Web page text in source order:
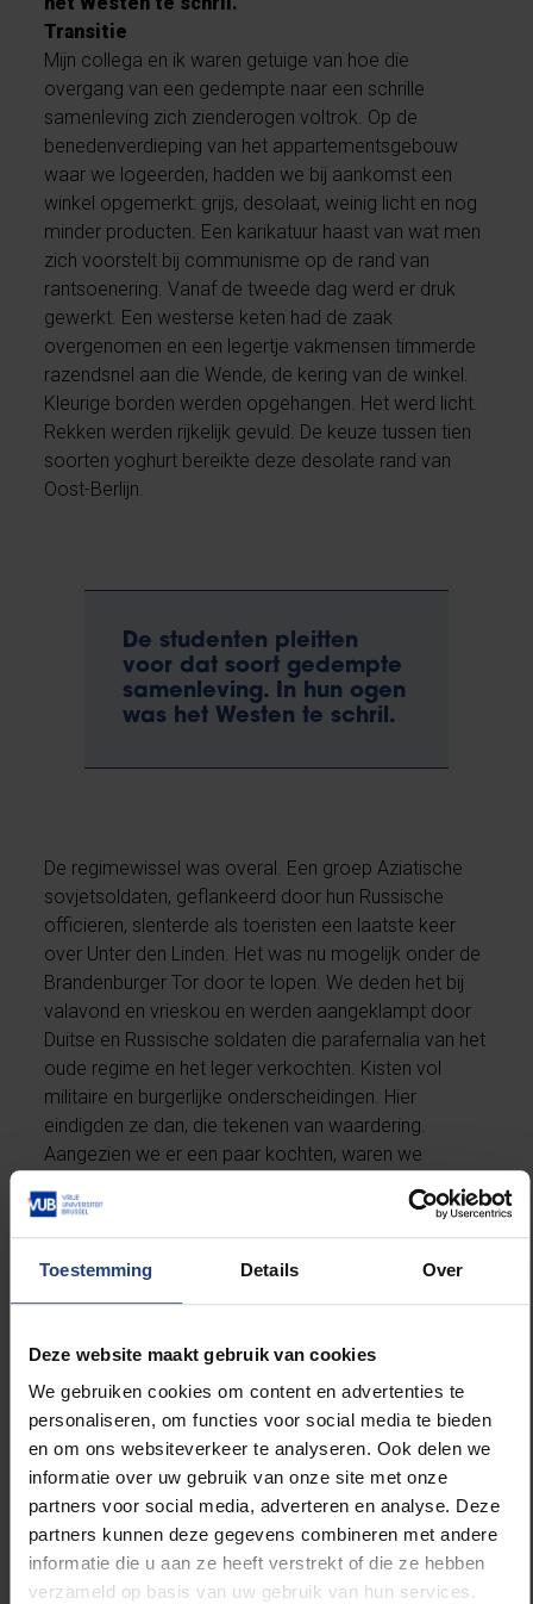
Toestemming Details Over
Deze website maakt gebruik van cookies
We gebruiken cookies om content en advertenties te
personaliseren, om functies voor social media te bieden
en om ons websiteverkeer te analyseren. Ook delen we
informatie over uw gebruik van onze site met onze
partners voor social media, adverteren en analyse. Deze
partners kunnen deze gegevens combineren met andere
informatie die u aan ze heeft verstrekt of die ze hebben
verzameld op basis van uw gebruik van hun services.
Transitie
Mijn collega en ik waren getuige van hoe die
overgang van een gedempte naar een schrille
samenleving zich zienderogen voltrok. Op de
benedenverdieping van het appartementsgebouw
waar we logeerden, hadden we bij aankomst een
winkel opgemerkt: grijs, desolaat, weinig licht en nog
minder producten. Een karikatuur haast van wat men
zich voorstelt bij communisme op de rand van
rantsoenering. Vanaf de tweede dag werd er druk
gewerkt. Een westerse keten had de zaak
overgenomen en een legertje vakmensen timmerde
razendsnel aan die Wende, de kering van de winkel.
Kleurige borden werden opgehangen. Het werd licht.
Rekken werden rijkelijk gevuld. De keuze tussen tien
soorten yoghurt bereikte deze desolate rand van
Oost-Berlijn.
De studenten pleitten
voor dat soort gedempte
samenleving. In hun ogen
was het Westen te schril.
De regimewissel was overal. Een groep Aziatische
sovjetsoldaten, geflankeerd door hun Russische
officieren, slenterde als toeristen een laatste keer
over Unter den Linden. Het was nu mogelijk onder de
Brandenburger Tor door te lopen. We deden het bij
valavond en vrieskou en werden aangeklampt door
Duitse en Russische soldaten die parafernalia van het
oude regime en het leger verkochten. Kisten vol
militaire en burgerlijke onderscheidingen. Hier
eindigden ze dan, die tekenen van waardering.
Aangezien we er een paar kochten, waren we
gala-uniform van een generaal. Prachtig voor
carnaval, werd ons verzekerd.
Het ging nochtans om een belangrijke transitie. Later
dat jaar werd Duitsland herenigd, meteen in een
muntunie en in eenzelfde verzorgingsstaat. Immense
inspanningen werden geleverd om van het geheel zo
snel mogelijk één land te maken, economisch,
sociaal en politiek. In de jaren negentig werd jaarlijks
bij de 40 procent van het bbp in het oosten
geïnvesteerd. Jaar na jaar gingen grote fiscale